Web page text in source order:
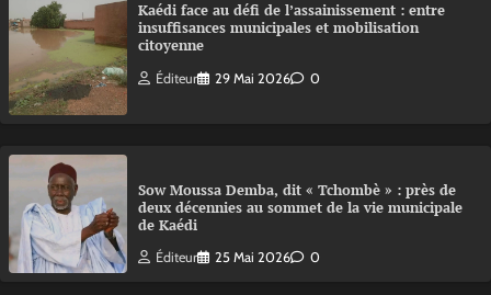
Kaédi face au défi de l’assainissement : entre
insuffisances municipales et mobilisation
citoyenne
Éditeur 29 Mai 2026 0
Sow Moussa Demba, dit « Tchombè » : près de
deux décennies au sommet de la vie municipale
de Kaédi
Éditeur 25 Mai 2026 0